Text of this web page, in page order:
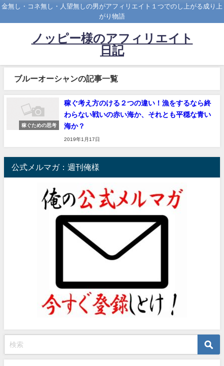
金無し・コネ無し・人望無しの男がアフィリエイト１つでのし上がる成り上
がり物語
ノッピー様のアフィリエイト
日記
ブルーオーシャンの記事一覧
稼ぐための思考
稼ぐ考え方のける２つの違い！漁をするなら終
わらない戦いの赤い海か、それとも平穏な青い
海か？
2019年1月17日
公式メルマガ：週刊俺様